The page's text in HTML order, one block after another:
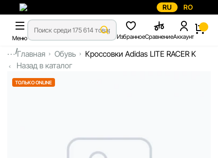
RU RO
Меню ИзбранноеСравнениеАккаунт
...Главная Обувь
Кроссовки Adidas LITE RACER K
Назад в каталог
ТОЛЬКО ONLINE